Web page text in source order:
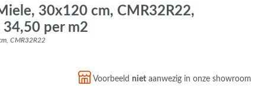
Grijs - Antraciet - Zwart
Groen - Olive - Jade - Sage
Bruin - Cotto - Moka
30x120 cm, CMR32R22,
per m2
CMR32R22
Voorbeeld niet aanwezig in onze showroom